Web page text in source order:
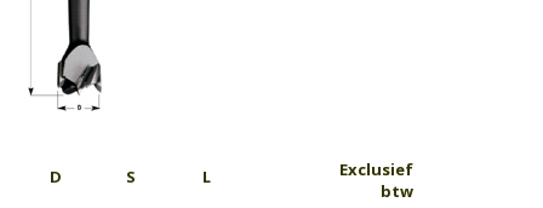
D S L
Exclusief
btw